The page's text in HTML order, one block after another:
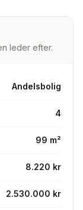
og med
leder efter.
Andelsbolig
4
99 m²
8.220 kr
2.530.000 kr